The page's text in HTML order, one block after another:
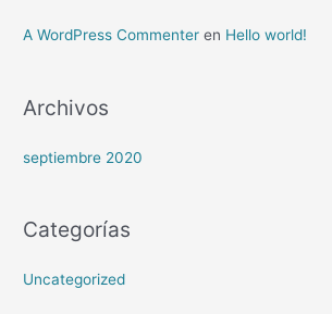
:
A WordPress Commenter en Hello world!
Archivos
septiembre 2020
Categorías
Uncategorized